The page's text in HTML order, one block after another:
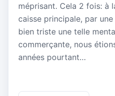
méprisant. Cela 2 fois: à
caisse principale, par une
bien triste une telle
commerçante, nous
années pourtant…